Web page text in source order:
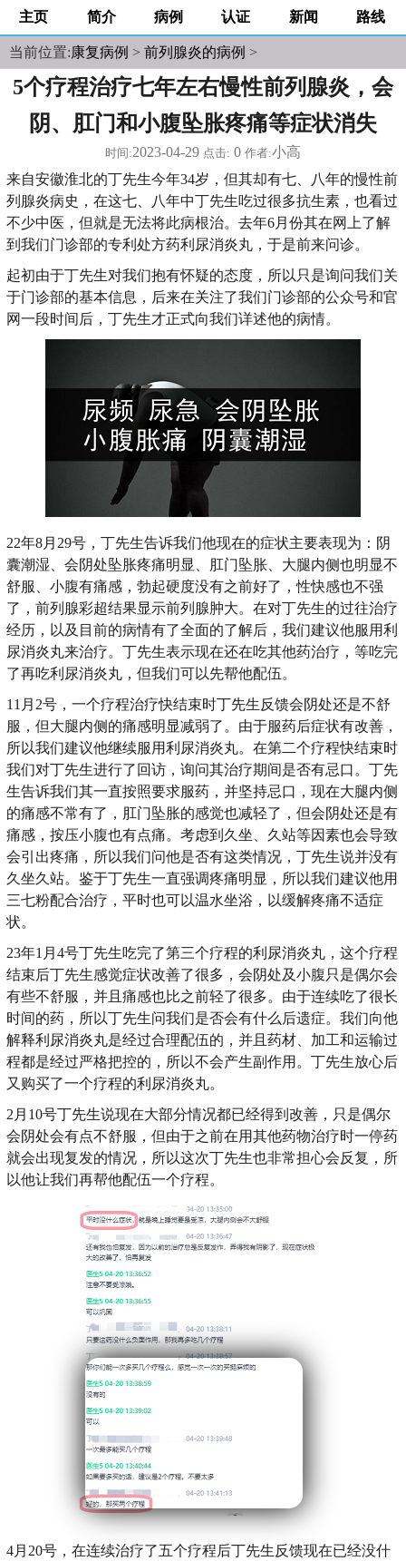
主页 简介 病例 认证 新闻 路线
当前位置:康复病例 > 前列腺炎的病例 >
5个疗程治疗七年左右慢性前列腺炎，会
阴、肛门和小腹坠胀疼痛等症状消失
时间:2023-04-29 点击: 0 作者:小高
来自安徽淮北的丁先生今年34岁，但其却有七、八年的慢性前
列腺炎病史，在这七、八年中丁先生吃过很多抗生素，也看过
不少中医，但就是无法将此病根治。去年6月份其在网上了解
到我们门诊部的专利处方药利尿消炎丸，于是前来问诊。
起初由于丁先生对我们抱有怀疑的态度，所以只是询问我们关
于门诊部的基本信息，后来在关注了我们门诊部的公众号和官
网一段时间后，丁先生才正式向我们详述他的病情。
22年8月29号，丁先生告诉我们他现在的症状主要表现为：阴
囊潮湿、会阴处坠胀疼痛明显、肛门坠胀、大腿内侧也明显不
舒服、小腹有痛感，勃起硬度没有之前好了，性快感也不强
了，前列腺彩超结果显示前列腺肿大。在对丁先生的过往治疗
经历，以及目前的病情有了全面的了解后，我们建议他服用利
尿消炎丸来治疗。丁先生表示现在还在吃其他药治疗，等吃完
了再吃利尿消炎丸，但我们可以先帮他配伍。
11月2号，一个疗程治疗快结束时丁先生反馈会阴处还是不舒
服，但大腿内侧的痛感明显减弱了。由于服药后症状有改善，
所以我们建议他继续服用利尿消炎丸。在第二个疗程快结束时
我们对丁先生进行了回访，询问其治疗期间是否有忌口。丁先
生告诉我们其一直按照要求服药，并坚持忌口，现在大腿内侧
的痛感不常有了，肛门坠胀的感觉也减轻了，但会阴处还是有
痛感，按压小腹也有点痛。考虑到久坐、久站等因素也会导致
会引出疼痛，所以我们问他是否有这类情况，丁先生说并没有
久坐久站。鉴于丁先生一直强调疼痛明显，所以我们建议他用
三七粉配合治疗，平时也可以温水坐浴，以缓解疼痛不适症
状。
23年1月4号丁先生吃完了第三个疗程的利尿消炎丸，这个疗程
结束后丁先生感觉症状改善了很多，会阴处及小腹只是偶尔会
有些不舒服，并且痛感也比之前轻了很多。由于连续吃了很长
时间的药，所以丁先生问我们是否会有什么后遗症。我们向他
解释利尿消炎丸是经过合理配伍的，并且药材、加工和运输过
程都是经过严格把控的，所以不会产生副作用。丁先生放心后
又购买了一个疗程的利尿消炎丸。
2月10号丁先生说现在大部分情况都已经得到改善，只是偶尔
会阴处会有点不舒服，但由于之前在用其他药物治疗时一停药
就会出现复发的情况，所以这次丁先生也非常担心会反复，所
以他让我们再帮他配伍一个疗程。
4月20号，在连续治疗了五个疗程后丁先生反馈现在已经没什